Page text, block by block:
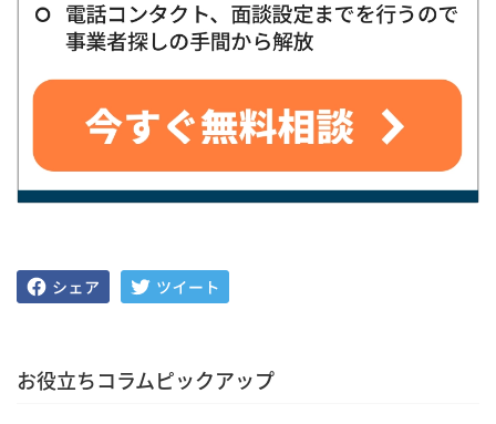
お役立ちコラムピックアップ